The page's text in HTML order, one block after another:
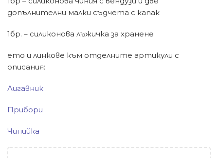
допълнителни малки съдчета с капак
1бр. – силиконова лъжичка за хранене
ето и линкове към отделните артикули с
описания:
Лигавник
Прибори
Чинийка